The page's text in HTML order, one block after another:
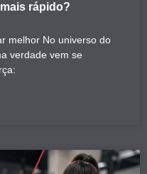
rápido?
melhor No universo do
verdade vem se